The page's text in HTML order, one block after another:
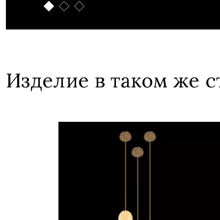
Изделие в таком же